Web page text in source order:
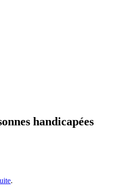
handicapées
.